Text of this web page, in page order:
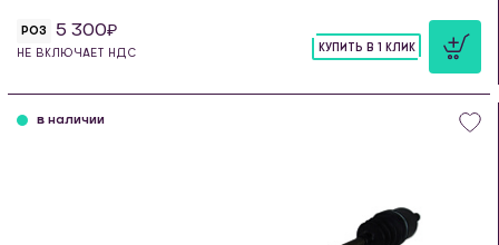
РОЗ 5 300
НЕ ВКЛЮЧАЕТ НДС
КУПИТЬ В 1 КЛИК
в наличии